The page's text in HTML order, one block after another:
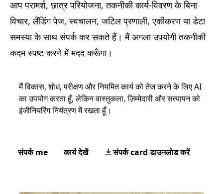
आप परामर्श, छात्र परियोजना, तकनीकी कार्य-विवरण के बिना
विचार, लैंडिंग पेज, स्वचालन, जटिल प्रणाली, एकीकरण या डेटा
समस्या के साथ संपर्क कर सकते हैं। मैं अगला उपयोगी तकनीकी
कदम स्पष्ट करने में मदद करूँगा।
मैं विकास, शोध, परीक्षण और नियमित कार्य को तेज करने के लिए AI
का उपयोग करता हूँ, लेकिन वास्तुकला, ज़िम्मेदारी और सत्यापन को
इंजीनियरिंग नियंत्रण में रखता हूँ।
संपर्क me कार्य देखें संपर्क card डाउनलोड करें